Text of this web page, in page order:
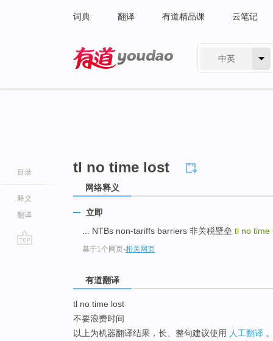
词典 翻译 有道精品课 云笔记
中英
目录
释义
翻译
tl no time lost
网络释义
立即
... NTBs non-tariffs barriers 非关税壁垒 tl no
基于1个网页-相关网页
有道翻译
tl no time lost
不要浪费时间
以上为机器翻译结果，长、整句建议使用 人工翻译